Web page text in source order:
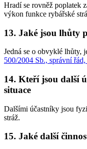
Hradí se rovněž poplatek
výkon funkce rybářské
13. Jaké jsou lhůty
Jedná se o obvyklé lhůty,
500/2004 Sb., správní
14. Kteří jsou další
situace
Dalšími účastníky jsou
stráž.
15. Jaké další